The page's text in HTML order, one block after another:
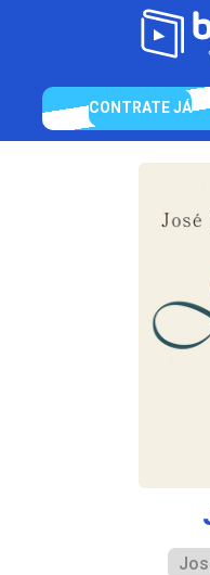
CONTRATE JÁ